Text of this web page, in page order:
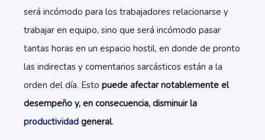
será incómodo para los trabajadores relacionarse y
trabajar en equipo, sino que será incómodo pasar
tantas horas en un espacio hostil, en donde de pronto
las indirectas y comentarios sarcásticos están a la
orden del día. Esto puede afectar notablemente el
desempeño y, en consecuencia, disminuir la
productividad general.